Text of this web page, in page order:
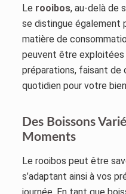
Le rooibos, au-delà de
se distingue également
matière de
peuvent être exploitées
préparations, faisant de
quotidien pour votre
Des Boissons
Moments
Le rooibos peut être
s’adaptant ainsi à vos